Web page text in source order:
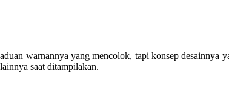
warnannya yang mencolok, tapi konsep desainnya
saat ditampilakan.